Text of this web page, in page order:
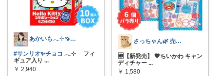
あかいも𓂃⊹🍠8月もよろしくです✨
#サンリオ✨チョコ 𓂃⊹ フィ
ギュア入り ...
￥ 2,940
さっちゃん🌿 売上ランキング✨
🆕【新発売】 💖ちいかわ キャン
ディチャー ...
￥ 1,580